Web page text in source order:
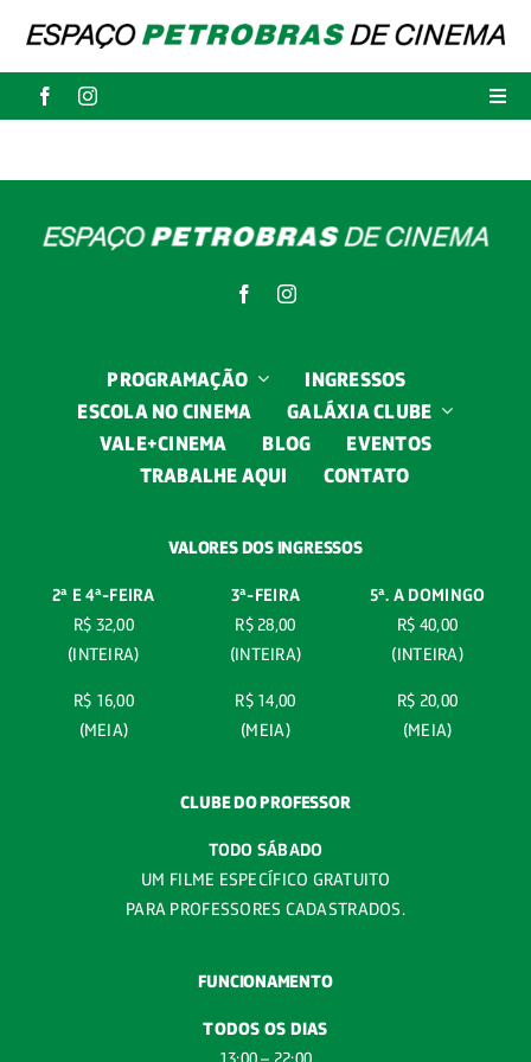
content
Ingressos
Galáxia Clube
VALE+CINEMA
Eventos
Trabalhe aqui
PROGRAMAÇÃO
INGRESSOS
ESCOLA NO CINEMA
GALÁXIA CLUBE
VALE+CINEMA
BLOG
EVENTOS
TRABALHE AQUI
CONTATO
VALORES DOS INGRESSOS
2ª E 4ª-FEIRA
R$ 32,00
(INTEIRA)
R$ 16,00
(MEIA)
3ª-FEIRA
R$ 28,00
(INTEIRA)
R$ 14,00
(MEIA)
5ª. A DOMINGO
R$ 40,00
(INTEIRA)
R$ 20,00
(MEIA)
CLUBE DO PROFESSOR
TODO SÁBADO
UM FILME ESPECÍFICO GRATUITO
PARA PROFESSORES CADASTRADOS.
FUNCIONAMENTO
TODOS OS DIAS
13:00 – 22:00